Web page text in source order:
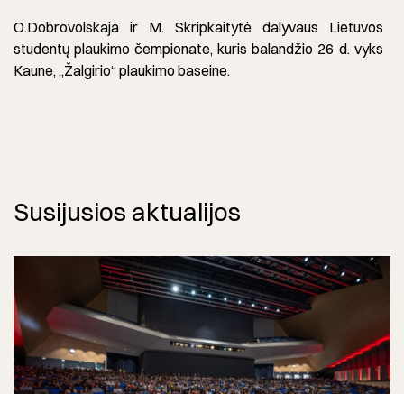
O.Dobrovolskaja ir M. Skripkaitytė dalyvaus Lietuvos
studentų plaukimo čempionate, kuris balandžio 26 d. vyks
Kaune, „Žalgirio“ plaukimo baseine.
Susijusios aktualijos